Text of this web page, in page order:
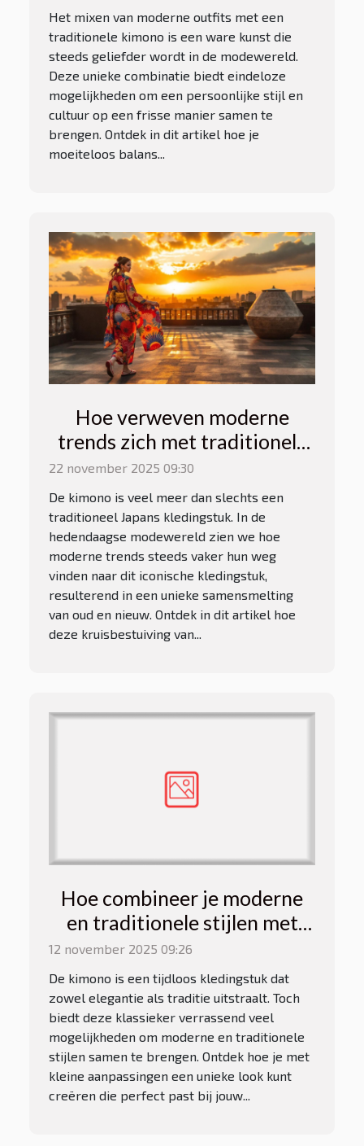
Het mixen van moderne outfits met een
traditionele kimono is een ware kunst die
steeds geliefder wordt in de modewereld.
Deze unieke combinatie biedt eindeloze
mogelijkheden om een persoonlijke stijl en
cultuur op een frisse manier samen te
brengen. Ontdek in dit artikel hoe je
moeiteloos balans...
Hoe verweven moderne
trends zich met traditionele
kimono's?
22 november 2025 09:30
De kimono is veel meer dan slechts een
traditioneel Japans kledingstuk. In de
hedendaagse modewereld zien we hoe
moderne trends steeds vaker hun weg
vinden naar dit iconische kledingstuk,
resulterend in een unieke samensmelting
van oud en nieuw. Ontdek in dit artikel hoe
deze kruisbestuiving van...
Hoe combineer je moderne
en traditionele stijlen met
een kimono?
12 november 2025 09:26
De kimono is een tijdloos kledingstuk dat
zowel elegantie als traditie uitstraalt. Toch
biedt deze klassieker verrassend veel
mogelijkheden om moderne en traditionele
stijlen samen te brengen. Ontdek hoe je met
kleine aanpassingen een unieke look kunt
creëren die perfect past bij jouw...